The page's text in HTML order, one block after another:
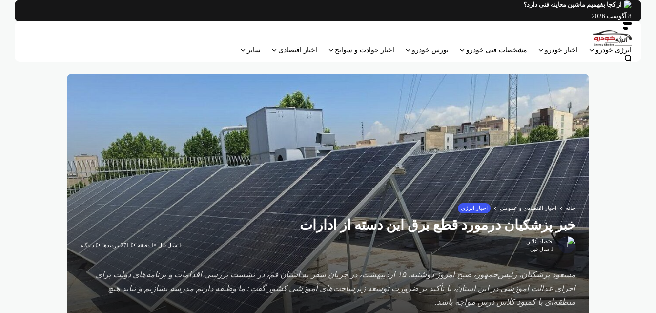
از کجا بفهمیم ماشین معاینه فنی دارد؟
8 آگوست 2026
انرژی خودرو اخبار خودرو مشخصات فنی خودرو بورس خودرو اخبار حوادث و سوانح اخبار اقتصادی سایر
خانه اخبار اقتصادی و عمومی اخبار انرژی
خبر پزشکیان درمورد قطع برق این دسته از ادارات
اقتصاد آنلاین
1 سال قبل
1 سال قبل 1 دقیقه 271,0 بازدیدها 0 دیدگاه
مسعود پزشکیان، رئیس‌جمهور، صبح امروز دوشنبه، ۱۵ اردیبهشت، در جریان سفر به استان قم، در نشست بررسی اقدامات و برنامه‌های دولت برای
اجرای عدالت آموزشی در این استان، با تأکید بر ضرورت توسعه زیرساخت‌های آموزشی کشور گفت: ما وظیفه داریم مدرسه بسازیم و نباید هیچ
منطقه‌ای با کمبود کلاس درس مواجه باشد.